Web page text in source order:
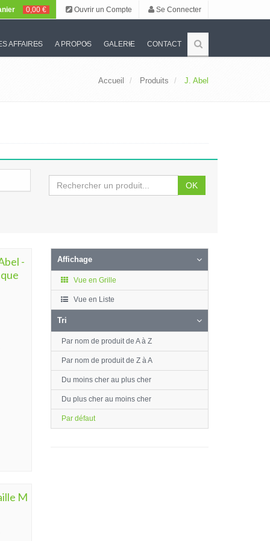
0,00 € Ouvrir un Compte Se Connecter
AFFAIRES A PROPOS GALERIE CONTACT
Accueil Produits J. Abel
OK
-
M
Affichage
Vue en Grille
Vue en Liste
Tri
Par nom de produit de A à Z
Par nom de produit de Z à A
Du moins cher au plus cher
Du plus cher au moins cher
Par défaut